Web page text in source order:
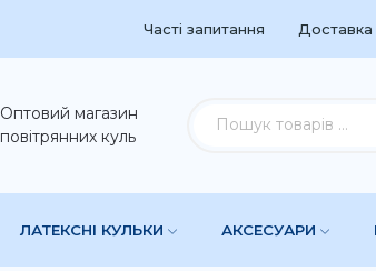
Часті запитання Доставка
Оптовий магазин
повітрянних куль
ЛАТЕКСНІ КУЛЬКИ АКСЕСУАРИ